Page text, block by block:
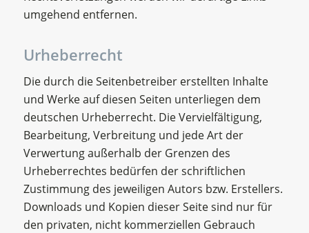
umgehend entfernen.
Urheberrecht
Die durch die Seitenbetreiber erstellten Inhalte
und Werke auf diesen Seiten unterliegen dem
deutschen Urheberrecht. Die Vervielfältigung,
Bearbeitung, Verbreitung und jede Art der
Verwertung außerhalb der Grenzen des
Urheberrechtes bedürfen der schriftlichen
Zustimmung des jeweiligen Autors bzw. Erstellers.
Downloads und Kopien dieser Seite sind nur für
den privaten, nicht kommerziellen Gebrauch